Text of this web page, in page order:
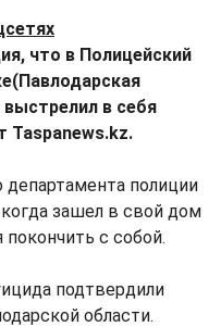
что в Полицейский
в себя
Taspanews.kz.
полиции
зашел в свой дом
покончить с собой.
подтвердили
области.